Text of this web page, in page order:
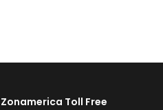
Zonamerica Toll Free